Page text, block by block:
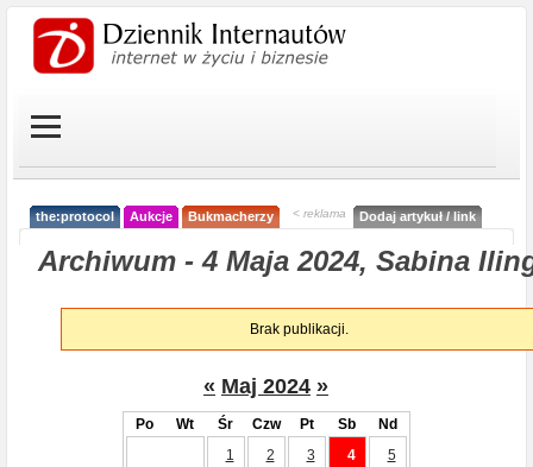
the:protocol Aukcje Bukmacherzy < reklama Dodaj artykuł / link
Archiwum - 4 Maja 2024, Sabina
Brak publikacji.
« Maj 2024 »
Po Wt Śr Czw Pt Sb
Nd
1
2 3 4 5